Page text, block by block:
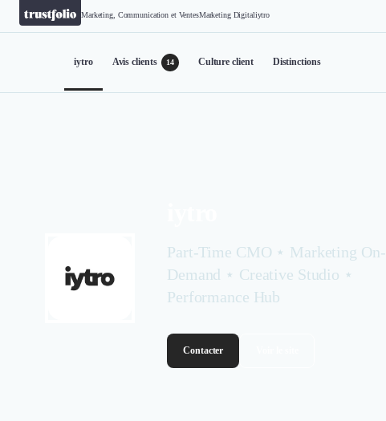
Marketing, Communication et VentesMarketing Digitaliytro
iytro Avis clients 14 Culture client Distinctions
Part-Time CMO ⋆ Marketing On-
Demand ⋆ Creative Studio ⋆
Performance Hub
Contacter